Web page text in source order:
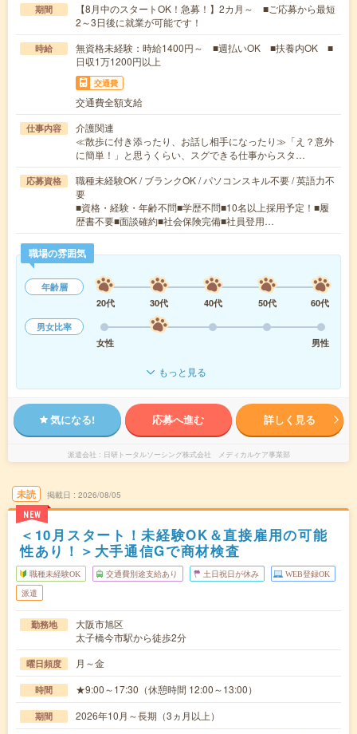
期間
【8月中のスタートOK！急募！】2カ月～ ■ご応募から最短
2～3日後に就業が可能です！
時給
無資格未経験：時給1400円～ ■週払いOK ■扶養内OK ■
日収1万1200円以上
交通費
交通費全額支給
仕事内容
介護関連
≪散歩に付き添ったり、お話し相手になったり≫「え？意外
に簡単！」と思うくらい、スグできる仕事からスタ…
応募資格
職種未経験OK / ブランクOK / パソコンスキル不要 / 英語力不
要
■資格・経験・年齢不問■学歴不問■10名以上採用予定！■履
歴書不要■面談確約■社会保険完備■社員登用…
職場の雰囲気
年齢層
20代
30代 40代 50代
60代
男女比率
女性
男性
もっと見る
気になる! 応募へ進む 詳しく見る
派遣会社 日研トータルソーシング株式会社 メディカルケア事業部
未読
NEW
掲載日 2026/08/05
＜10月スタート！未経験OK＆直接雇用の可能
性あり！＞大手通信Gで商材検査
職種未経験OK 交通費別途支給あり 土日祝日が休み WEB登録OK
派遣
勤務地
大阪市旭区
太子橋今市駅から徒歩2分
曜日頻度 月～金
時間 ★9:00～17:30（休憩時間 12:00～13:00）
期間 2026年10月～長期（3ヵ月以上）